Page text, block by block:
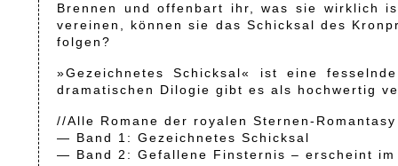
Brennen und offenbart ihr, was sie wirklich
vereinen, können sie das Schicksal des
folgen?
»Gezeichnetes Schicksal« ist eine
dramatischen Dilogie gibt es als hochwertig
//Alle Romane der royalen Sternen-
— Band 1: Gezeichnetes Schicksal
— Band 2: Gefallene Finsternis – erscheint